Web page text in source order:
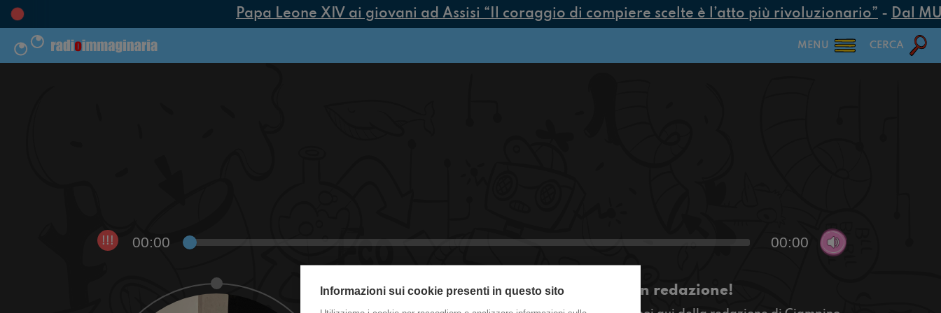
Papa Leone XIV ai giovani ad Assisi “Il coraggio di compiere scelte è l’atto più rivoluzionario”- Dal
MENU CERCA
!!! 00:00 00:00
#Ciampino E siamo sempre uno in più in redazione!
Informazioni sui cookie presenti in questo sito